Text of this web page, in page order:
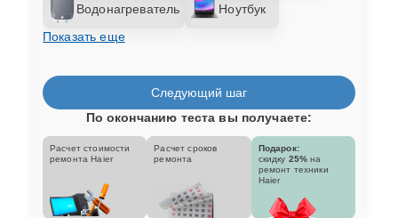
Водонагреватель
Ноутбук
Показать еще
Следующий шаг
По окончанию теста вы получаете:
Расчет стоимости
ремонта Haier
Расчет сроков
ремонта
Подарок:
скидку 25% на
ремонт техники
Haier